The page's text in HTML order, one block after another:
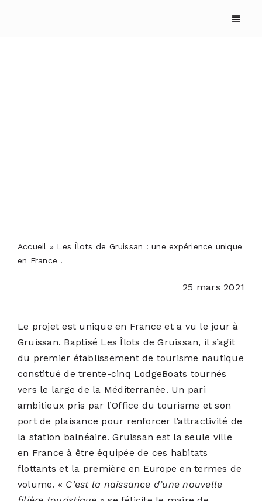
Accueil » Les Îlots de Gruissan : une expérience unique
en France !
25 mars 2021
Le projet est unique en France et a vu le jour à
Gruissan. Baptisé Les Îlots de Gruissan, il s’agit
du premier établissement de tourisme nautique
constitué de trente-cinq LodgeBoats tournés
vers le large de la Méditerranée. Un pari
ambitieux pris par l’Office du tourisme et son
port de plaisance pour renforcer l’attractivité de
la station balnéaire. Gruissan est la seule ville
en France à être équipée de ces habitats
flottants et la première en Europe en termes de
volume. « C’est la naissance d’une nouvelle
S’ABONNER
CONTACT